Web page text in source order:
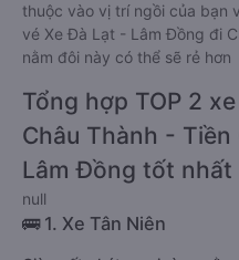
thuộc vào vị trí ngồi của bạn
vé Xe Đà Lạt - Lâm Đồng đi
nằm đôi này có thể sẽ rẻ hơn
Tổng hợp TOP 2
Châu Thành -
Lâm Đồng tốt
null
🚌 1. Xe Tân Niên